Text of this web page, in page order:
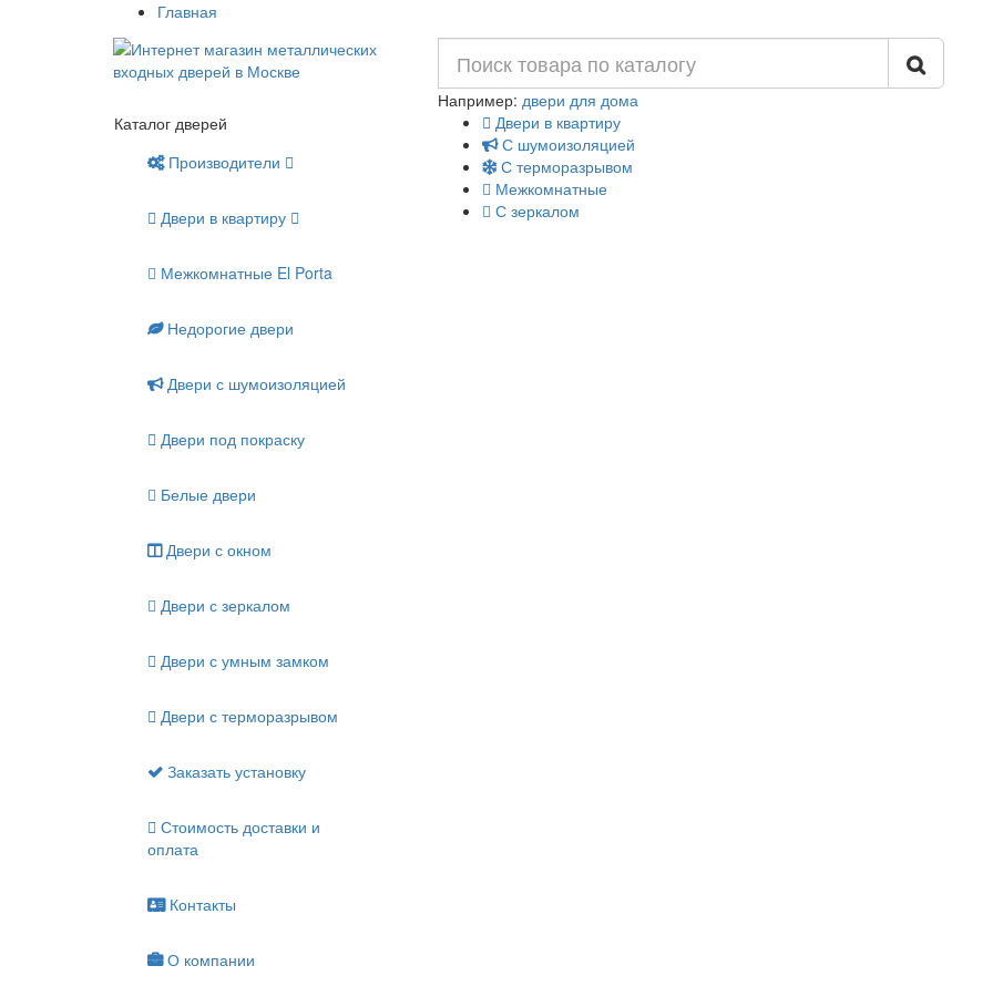
Главная
Например: двери для дома
Двери в квартиру
С шумоизоляцией
С терморазрывом
Межкомнатные
С зеркалом
Каталог дверей
Производители
Двери в квартиру
Межкомнатные El Porta
Недорогие двери
Двери с шумоизоляцией
Двери под покраску
Белые двери
Двери с окном
Двери с зеркалом
Двери с умным замком
Двери с терморазрывом
Заказать установку
Стоимость доставки и
оплата
Контакты
О компании